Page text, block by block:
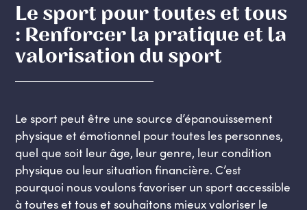
Le sport pour toutes et tous
: Renforcer la pratique et la
valorisation du sport
Le sport peut être une source d’épanouissement
physique et émotionnel pour toutes les personnes,
quel que soit leur âge, leur genre, leur condition
physique ou leur situation financière. C’est
pourquoi nous voulons favoriser un sport accessible
à toutes et tous et souhaitons mieux valoriser le